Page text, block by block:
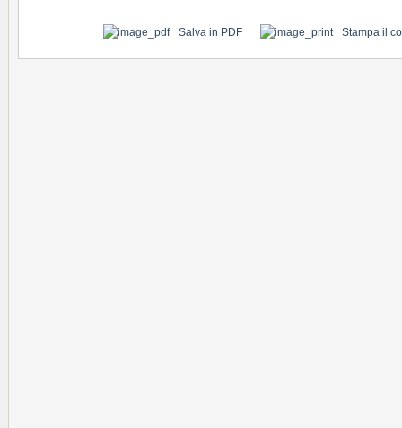
Salva in PDF Stampa il